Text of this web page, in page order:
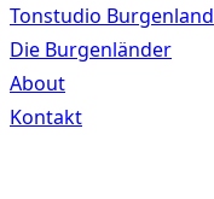
Tonstudio Burgenland
Die Burgenländer
About
Kontakt